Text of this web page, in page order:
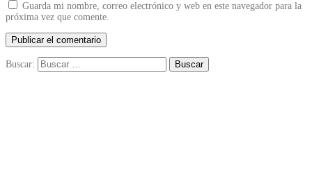
Guarda mi nombre, correo electrónico y web en este navegador para la
próxima vez que comente.
Buscar: